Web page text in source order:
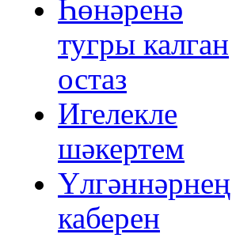
Һөнәренә
тугры калган
остаз
Игелекле
шәкертем
Үлгәннәрнең
каберен